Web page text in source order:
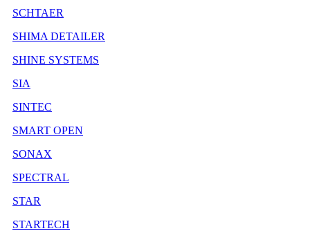
SCHTAER
SHIMA DETAILER
SHINE SYSTEMS
SIA
SINTEC
SMART OPEN
SONAX
SPECTRAL
STAR
STARTECH